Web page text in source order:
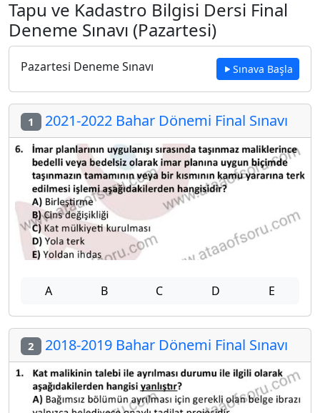
Tapu ve Kadastro Bilgisi Dersi Final
Deneme Sınavı (Pazartesi)
Pazartesi Deneme Sınavı Sınava Başla
1 2021-2022 Bahar Dönemi Final Sınavı
A B C D E
2 2018-2019 Bahar Dönemi Final Sınavı